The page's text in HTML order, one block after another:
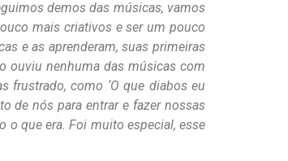
demos das músicas, vamos
mais criativos e ser um pouco
e as aprenderam, suas primeiras
ouviu nenhuma das músicas com
frustrado, como ‘O que diabos eu
de nós para entrar e fazer nossas
o que era. Foi muito especial, esse